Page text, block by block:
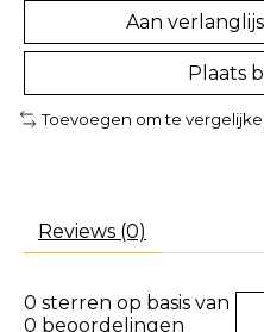
Aan
Plaats
Toevoegen om te
Reviews (0)
0 sterren op basis van
0 beoordelingen